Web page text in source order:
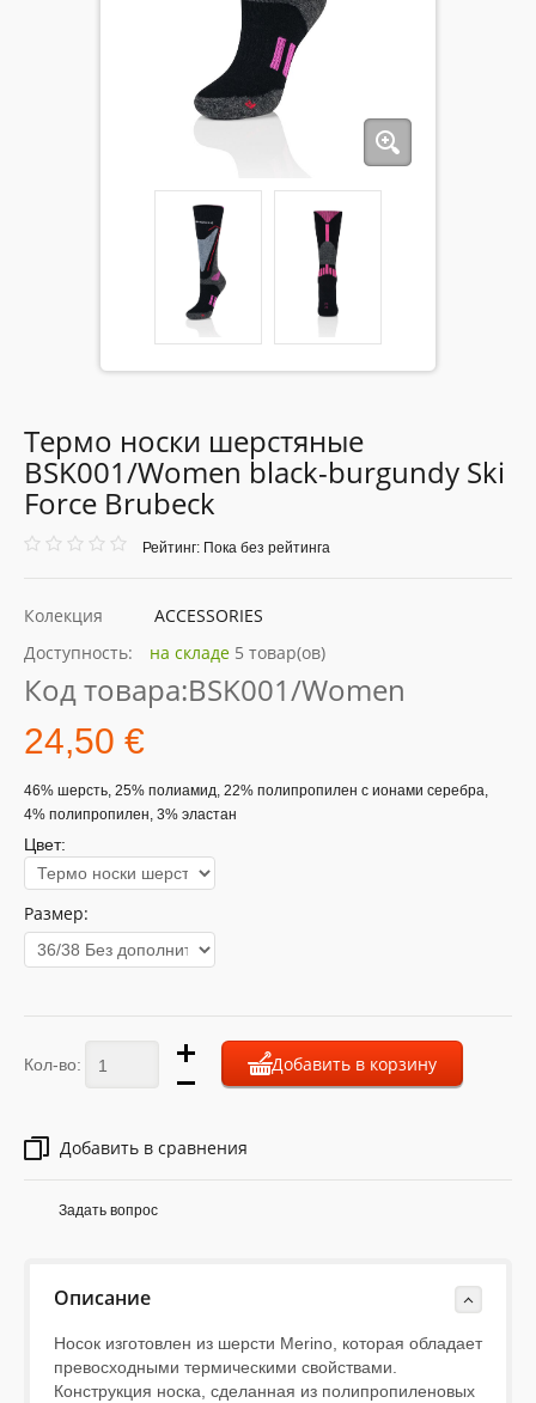
Термо носки шерстяные
BSK001/Women black-burgundy Ski
Force Brubeck
Рейтинг: Пока без рейтинга
Колекция
ACCESSORIES
Доступность:
на складе 5 товар(ов)
Код товара:BSK001/Women
24,50 €
46% шерсть, 25% полиамид, 22% полипропилен с ионами серебра,
4% полипропилен, 3% эластан
Цвет:
Размер:
Кол-во: Добавить в корзину
Добавить в сравнения
Задать вопрос
Описание
Носок изготовлен из шерсти Merino, которая обладает
превосходными термическими свойствами.
Конструкция носка, сделанная из полипропиленовых